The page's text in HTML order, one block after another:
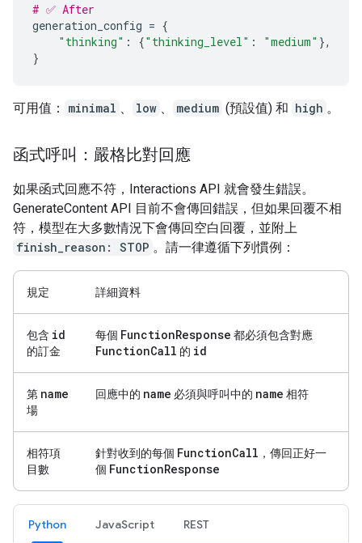
# ✅ After
generation_config = {
"thinking" : {"thinking_level" : "medium" },
}
可用值： minimal 、 low 、 medium (預設值) 和 high 。
函式呼叫：嚴格比對回應
如果函式回應不符，Interactions API 就會發生錯誤。
GenerateContent API 目前不會傳回錯誤，但如果回覆不相
符，模型在大多數情況下會傳回空白回覆，並附上
finish_reason: STOP 。請一律遵循下列慣例：
規定 詳細資料
包含 id
的訂金
每個 FunctionResponse 都必須包含對應
FunctionCall 的 id
第 name
場
回應中的 name 必須與呼叫中的 name 相符
相符項
目數
針對收到的每個 FunctionCall ，傳回正好一
個 FunctionResponse
Python JavaScript REST